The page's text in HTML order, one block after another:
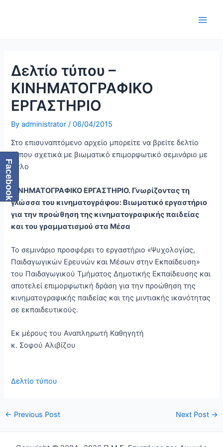
Δελτίο τύπου –
ΚΙΝΗΜΑΤΟΓΡΑΦΙΚΟ
ΕΡΓΑΣΤΗΡΙΟ
Byadministrator/06/04/2015
Στο επισυναπτόμενο αρχείο μπορείτε να βρείτε δελτίο
τύπου σχετικά με βιωματικό επιμορφωτικό σεμινάριο με
τίτλο
ΚΙΝΗΜΑΤΟΓΡΑΦΙΚΟ ΕΡΓΑΣΤΗΡΙΟ. Γνωρίζοντας τη
γλώσσα του κινηματογράφου: Βιωματικό εργαστήριο
για την προώθηση της κινηματογραφικής παιδείας
και του γραμματισμού στα Μέσα
Το σεμινάριο προσφέρει το εργαστήριο «Ψυχολογίας,
Παιδαγωγικών Ερευνών και Μέσων στην Εκπαίδευση»
του Παιδαγωγικού Τμήματος Δημοτικής Εκπαίδευσης και
αποτελεί επιμορφωτική δράση για την προώθηση της
κινηματογραφικής παιδείας και της μιντιακής ικανότητας
σε εκπαιδευτικούς.
Εκ μέρους του Αναπληρωτή Καθηγητή
κ. Σοφού Αλιβίζου
Δελτίο τύπου
← Previous Post Next Post →
Facebook